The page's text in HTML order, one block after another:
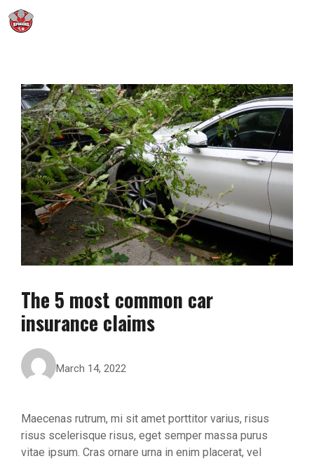
Skip
The 5 most common car
insurance claims
March 14, 2022
Maecenas rutrum, mi sit amet porttitor varius, risus
risus scelerisque risus, eget semper massa purus
vitae ipsum. Cras ornare urna in enim placerat, vel